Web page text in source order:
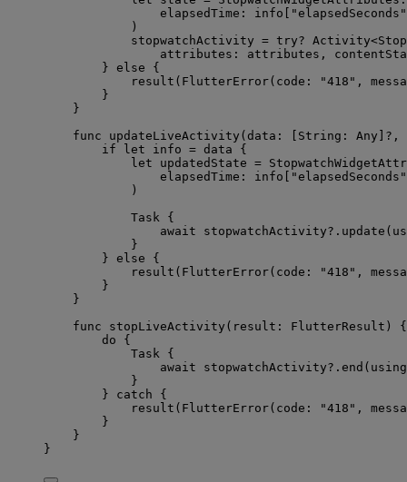
elapsedTime : info " elapsedSeconds "
)
stopwatchActivity = try? Activity<
attributes : attributes,
} else {
result ( FlutterError( code : "418 " ,
}
}
func
updateLiveActivity ( data : [ String : Any ? ,
if
let info = data {
let updatedState =
elapsedTime : info " elapsedSeconds "
)
Task {
await stopwatchActivity? . update (
}
} else {
result ( FlutterError( code : "418 " ,
}
}
func
stopLiveActivity ( result : FlutterResult )
{
do {
Task {
await stopwatchActivity? .end( using
}
} catch {
result ( FlutterError( code : "418 " ,
}
}
}